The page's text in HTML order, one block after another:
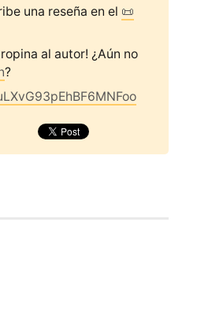
una reseña en el 📜
al autor! ¿Aún no
?